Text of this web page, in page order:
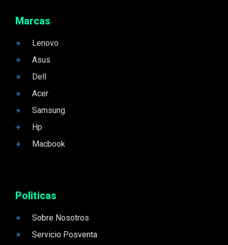
Marcas
Lenovo
Asus
Dell
Acer
Samsung
Hp
Macbook
Politicas
Sobre Nosotros
Servicio Posventa